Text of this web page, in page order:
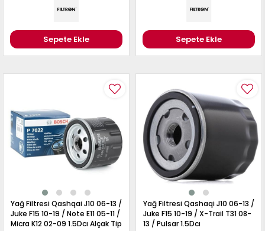
Sepete Ekle Sepete Ekle
Yağ Filtresi Qashqai J10 06-13 /
Juke F15 10-19 / Note E11 05-11 /
Micra K12 02-09 1.5Dcı Alçak Tip
Yağ Filtresi Qashaqi J10 06-13 /
Juke F15 10-19 / X-Trail T31 08-
13 / Pulsar 1.5Dcı